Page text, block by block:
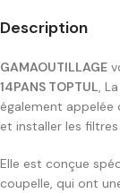
Description
GAMAOUTILLAGE
14PANS TOPTUL,
également appelée
et installer les filtres
Elle est conçue
coupelle, qui ont